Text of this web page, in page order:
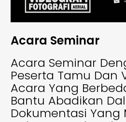
Acara Seminar
Acara Seminar
Peserta Tamu Dan
Acara Yang
Bantu Abadikan
Dokumentasi Yang